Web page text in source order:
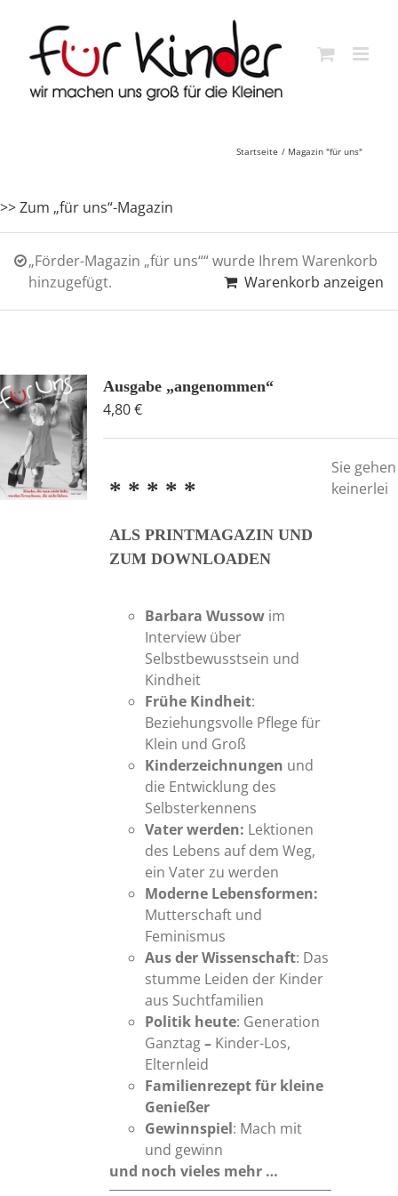
content
Startseite Magazin "für uns"
>> Zum „für uns“-Magazin
„Förder-Magazin „für uns““ wurde Ihrem Warenkorb
hinzugefügt.
Warenkorb anzeigen
Ausgabe „angenommen“
4,80€
* * * * *
ALS PRINTMAGAZIN UND
ZUM DOWNLOADEN
Barbara Wussow im
Interview über
Selbstbewusstsein und
Kindheit
Frühe Kindheit:
Beziehungsvolle Pflege für
Klein und Groß
Kinderzeichnungen und
die Entwicklung des
Selbsterkennens
Vater werden: Lektionen
des Lebens auf dem Weg,
ein Vater zu werden
Moderne Lebensformen:
Mutterschaft und
Feminismus
Aus der Wissenschaft: Das
stumme Leiden der Kinder
aus Suchtfamilien
Politik heute: Generation
Ganztag– Kinder-Los,
Elternleid
Familienrezept für kleine
Genießer
Gewinnspiel: Mach mit
und gewinn
und noch vieles mehr …
Sie gehen
keinerlei